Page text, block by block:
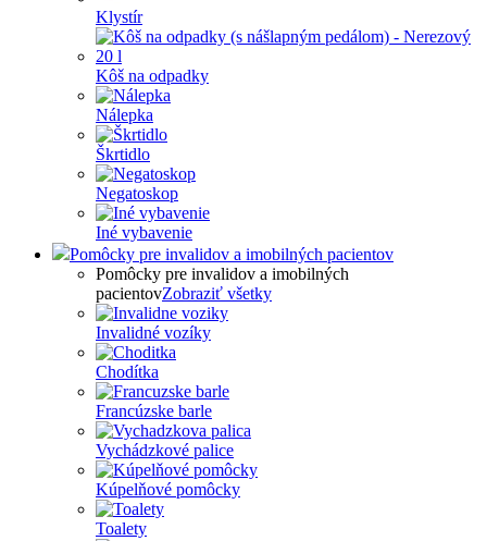
Klystír
Kôš na odpadky
Nálepka
Škrtidlo
Negatoskop
Iné vybavenie
Pomôcky pre invalidov a imobilných pacientov
Pomôcky pre invalidov a imobilných
pacientovZobraziť všetky
Invalidné vozíky
Chodítka
Francúzske barle
Vychádzkové palice
Kúpelňové pomôcky
Toalety